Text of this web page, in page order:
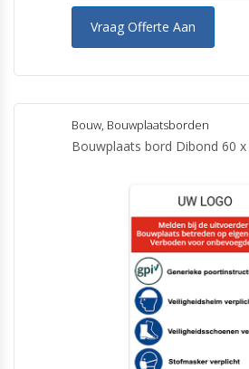
Vraag Offerte Aan
Bouw, Bouwplaatsborden
Bouwplaats bord Dibond 60 x